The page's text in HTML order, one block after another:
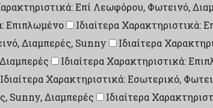
Επί Λεωφόρου, Φωτεινό,
Επιπλωμένο
Ιδιαίτερα
Διαμπερές, Sunny
Ιδιαίτερα
Ιδιαίτερα Χαρακτηριστικά:
Ιδιαίτερα Χαρακτηριστικά: Εσωτερικό,
Sunny, Διαμπερές
Ιδιαίτερα